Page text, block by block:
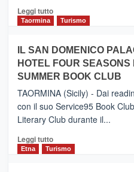
e
Zanzibar
da
Neos
Leggi tuttoLeggi
PIEDIMONTE
ETNEO
–
Meta
turistica
privilegiata
secondo
dati
di
Taormina Turismo
IL SAN DOMENICO
HOTEL FOUR
SUMMER BOOK CLUB
TAORMINA (Sicily) - Dai
con il suo Service95 Book
Literary Club durante il...
Leggi tuttoLeggi
di
Etna Turismo